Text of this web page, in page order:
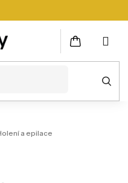
NÁKUPNÍ
KOŠÍK
a epilace